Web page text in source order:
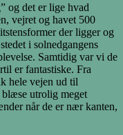
og det er lige hvad
vejret og havet 500
der ligger og
i solnedgangens
Samtidig var vi de
er fantastiske. Fra
hele vejen ud til
utrolig meget
når de er nær kanten,